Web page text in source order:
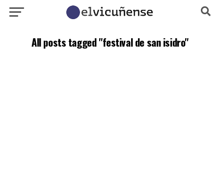
All posts tagged "festival de san isidro"